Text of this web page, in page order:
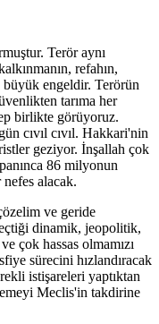
Terör aynı
refahın,
büyük engeldir. Terörün
tarıma her
birlikte görüyoruz.
cıvıl cıvıl. Hakkari'nin
geziyor. İnşallah çok
86 milyonun
nefes alacak.
ve geride
dinamik, jeopolitik,
çok hassas olmamızı
sürecini hızlandıracak
istişareleri yaptıktan
Meclis'in takdirine